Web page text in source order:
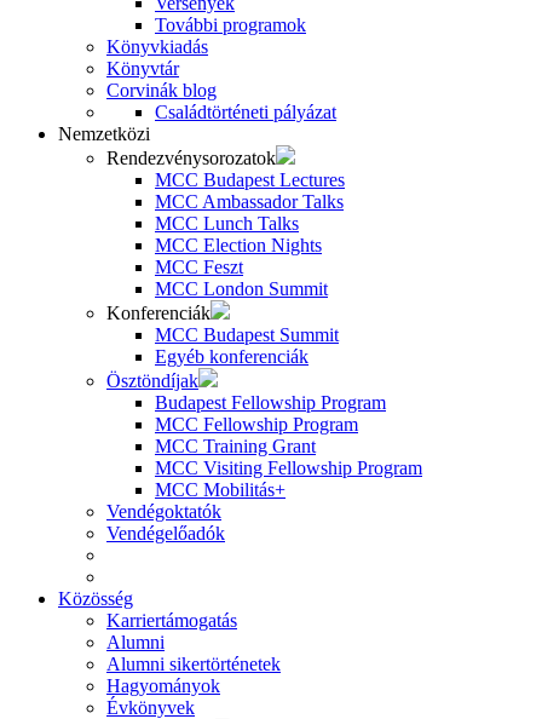
További programok
Könyvkiadás
Könyvtár
Corvinák blog
Családtörténeti pályázat
Nemzetközi
Rendezvénysorozatok
MCC Budapest Lectures
MCC Ambassador Talks
MCC Lunch Talks
MCC Election Nights
MCC Feszt
MCC London Summit
Konferenciák
MCC Budapest Summit
Egyéb konferenciák
Ösztöndíjak
Budapest Fellowship Program
MCC Fellowship Program
MCC Training Grant
MCC Visiting Fellowship Program
MCC Mobilitás+
Vendégoktatók
Vendégelőadók
Közösség
Karriertámogatás
Alumni
Alumni sikertörténetek
Hagyományok
Évkönyvek